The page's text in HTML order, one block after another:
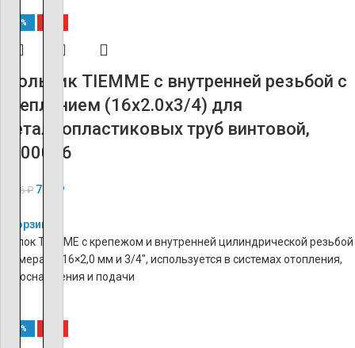
-60%
Угольник TIEMME с внутренней резьбой с
креплением (16х2.0х3/4) для
металлопластиковых труб винтовой,
1600096
1 796₽ 718 ₽
В корзину
Уголок TIEMME с крепежом и внутренней цилиндрической резьбой
размерами 16×2,0 мм и 3/4″, используется в системах отопления,
водоснабжения и подачи
-60%